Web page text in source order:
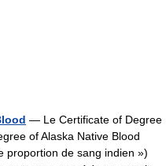
— Le Certificate of Degree
of Alaska Native Blood
proportion de sang indien »)